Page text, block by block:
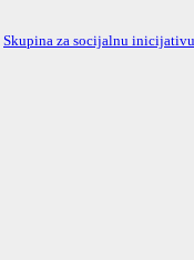
Skupina za socijalnu inicijativu